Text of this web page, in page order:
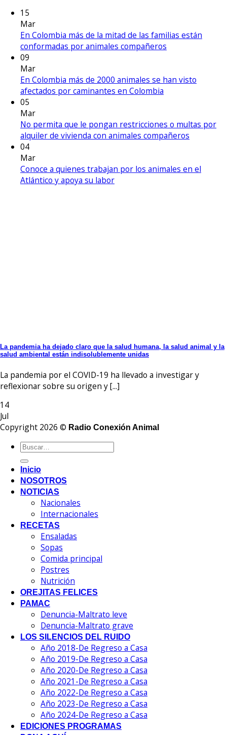
15
Mar
En Colombia más de la mitad de las familias están
conformadas por animales compañeros
09
Mar
En Colombia más de 2000 animales se han visto
afectados por caminantes en Colombia
05
Mar
No permita que le pongan restricciones o multas por
alquiler de vivienda con animales compañeros
04
Mar
Conoce a quienes trabajan por los animales en el
Atlántico y apoya su labor
La pandemia ha dejado claro que la salud humana, la salud animal y la
salud ambiental están indisolublemente unidas
La pandemia por el COVID-19 ha llevado a investigar y
reflexionar sobre su origen y [...]
14
Jul
Copyright 2026 © Radio Conexión Animal
Inicio
NOSOTROS
NOTICIAS
Nacionales
Internacionales
RECETAS
Ensaladas
Sopas
Comida principal
Postres
Nutrición
OREJITAS FELICES
PAMAC
Denuncia-Maltrato leve
Denuncia-Maltrato grave
LOS SILENCIOS DEL RUIDO
Año 2018-De Regreso a Casa
Año 2019-De Regreso a Casa
Año 2020-De Regreso a Casa
Año 2021-De Regreso a Casa
Año 2022-De Regreso a Casa
Año 2023-De Regreso a Casa
Año 2024-De Regreso a Casa
EDICIONES PROGRAMAS